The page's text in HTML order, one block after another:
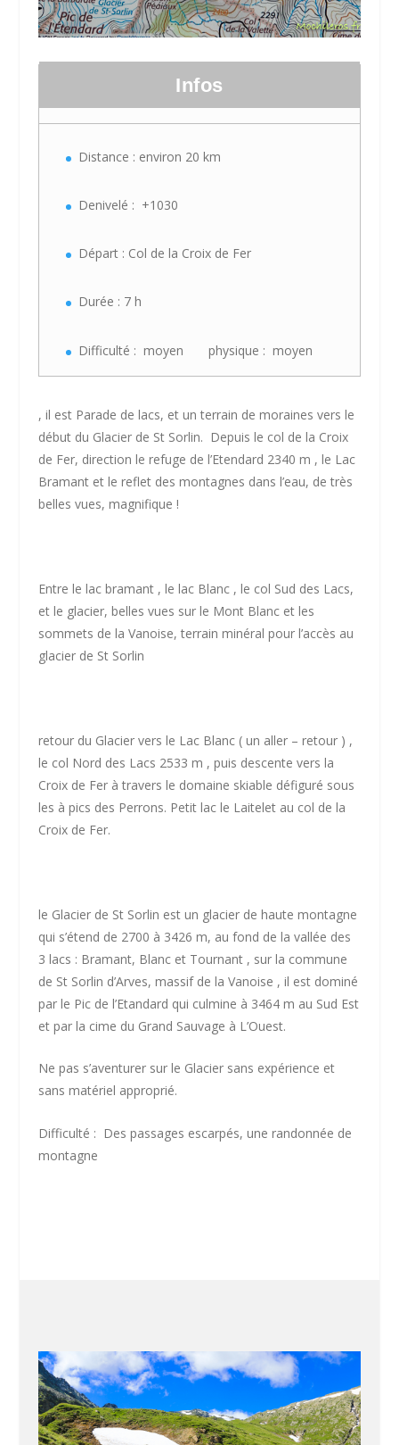
Infos
Distance : environ 20 km
Denivelé : +1030
Départ : Col de la Croix de Fer
Durée : 7 h
Difficulté : moyen physique : moyen
, il est Parade de lacs, et un terrain de moraines vers le
début du Glacier de St Sorlin. Depuis le col de la Croix
de Fer, direction le refuge de l’Etendard 2340 m , le Lac
Bramant et le reflet des montagnes dans l’eau, de très
belles vues, magnifique !
Entre le lac bramant , le lac Blanc , le col Sud des Lacs,
et le glacier, belles vues sur le Mont Blanc et les
sommets de la Vanoise, terrain minéral pour l’accès au
glacier de St Sorlin
retour du Glacier vers le Lac Blanc ( un aller – retour ) ,
le col Nord des Lacs 2533 m , puis descente vers la
Croix de Fer à travers le domaine skiable défiguré sous
les à pics des Perrons. Petit lac le Laitelet au col de la
Croix de Fer.
le Glacier de St Sorlin est un glacier de haute montagne
qui s’étend de 2700 à 3426 m, au fond de la vallée des
3 lacs : Bramant, Blanc et Tournant , sur la commune
de St Sorlin d’Arves, massif de la Vanoise , il est dominé
par le Pic de l’Etandard qui culmine à 3464 m au Sud Est
et par la cime du Grand Sauvage à L’Ouest.
Ne pas s’aventurer sur le Glacier sans expérience et
sans matériel approprié.
Difficulté : Des passages escarpés, une randonnée de
montagne